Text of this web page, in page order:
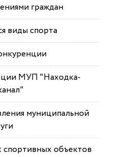
граждан
виды спорта
МУП "Находка-
муниципальной
объектов